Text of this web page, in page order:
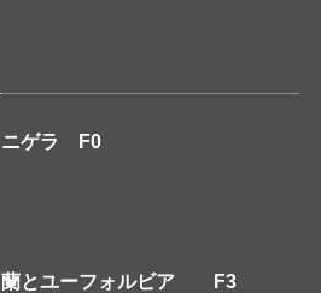
ニゲラ F0
蘭とユーフォルビア F3